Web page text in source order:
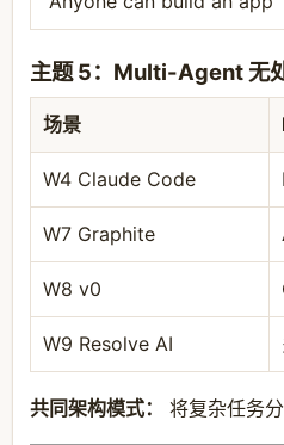
主题 5：Multi-Agent 无
场景
W4 Claude Code
W7 Graphite
W8 v0
W9 Resolve AI
共同架构模式： 将复杂任务